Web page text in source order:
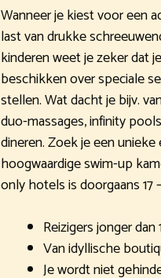
Wanneer je kiest voor een
last van drukke
kinderen weet je zeker dat
beschikken over speciale
stellen. Wat dacht je bijv.
duo-massages, infinity
dineren. Zoek je een
hoogwaardige swim-up
only hotels is doorgaans 17
Reizigers jonger
Van idyllische
Je wordt niet